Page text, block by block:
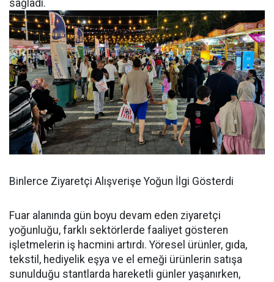
sağladı.
Binlerce Ziyaretçi Alışverişe Yoğun İlgi Gösterdi
Fuar alanında gün boyu devam eden ziyaretçi
yoğunluğu, farklı sektörlerde faaliyet gösteren
işletmelerin iş hacmini artırdı. Yöresel ürünler, gıda,
tekstil, hediyelik eşya ve el emeği ürünlerin satışa
sunulduğu stantlarda hareketli günler yaşanırken,